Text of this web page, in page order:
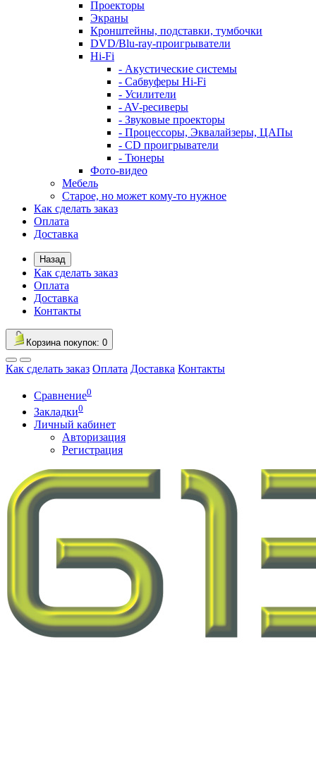
Проекторы
Экраны
Кронштейны, подставки, тумбочки
DVD/Blu-ray-проигрыватели
Hi-Fi
- Акустические системы
- Сабвуферы Hi-Fi
- Усилители
- AV-ресиверы
- Звуковые проекторы
- Процессоры, Эквалайзеры, ЦАПы
- CD проигрыватели
- Тюнеры
Фото-видео
Мебель
Старое, но может кому-то нужное
Как сделать заказ
Оплата
Доставка
Назад
Как сделать заказ
Оплата
Доставка
Контакты
Корзинапокупок: 0
Как сделать заказ Оплата Доставка Контакты
Сравнение0
Закладки0
Личный кабинет
Авторизация
Регистрация